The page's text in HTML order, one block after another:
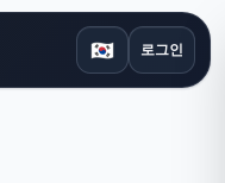
🇰🇷 로그인